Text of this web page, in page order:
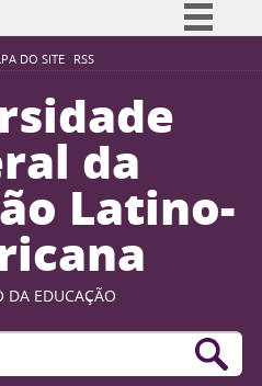
DO SITE RSS
Simplifique!
Participe
Acesso à informação
Legislação
Canais
da
Latino-
DA EDUCAÇÃO